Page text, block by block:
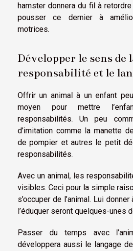
hamster donnera du fil à
pousser ce dernier à
motrices.
Développer le sens de
responsabilité et le
Offrir un animal à un enfant
moyen pour mettre
responsabilités. Un peu
d’imitation comme la manette
de pompier et autres le petit
responsabilités.
Avec un animal, les
visibles. Ceci pour la simple
s’occuper de l’animal. Lui
l’éduquer seront quelques-unes
Passer du temps avec
développera aussi le langage